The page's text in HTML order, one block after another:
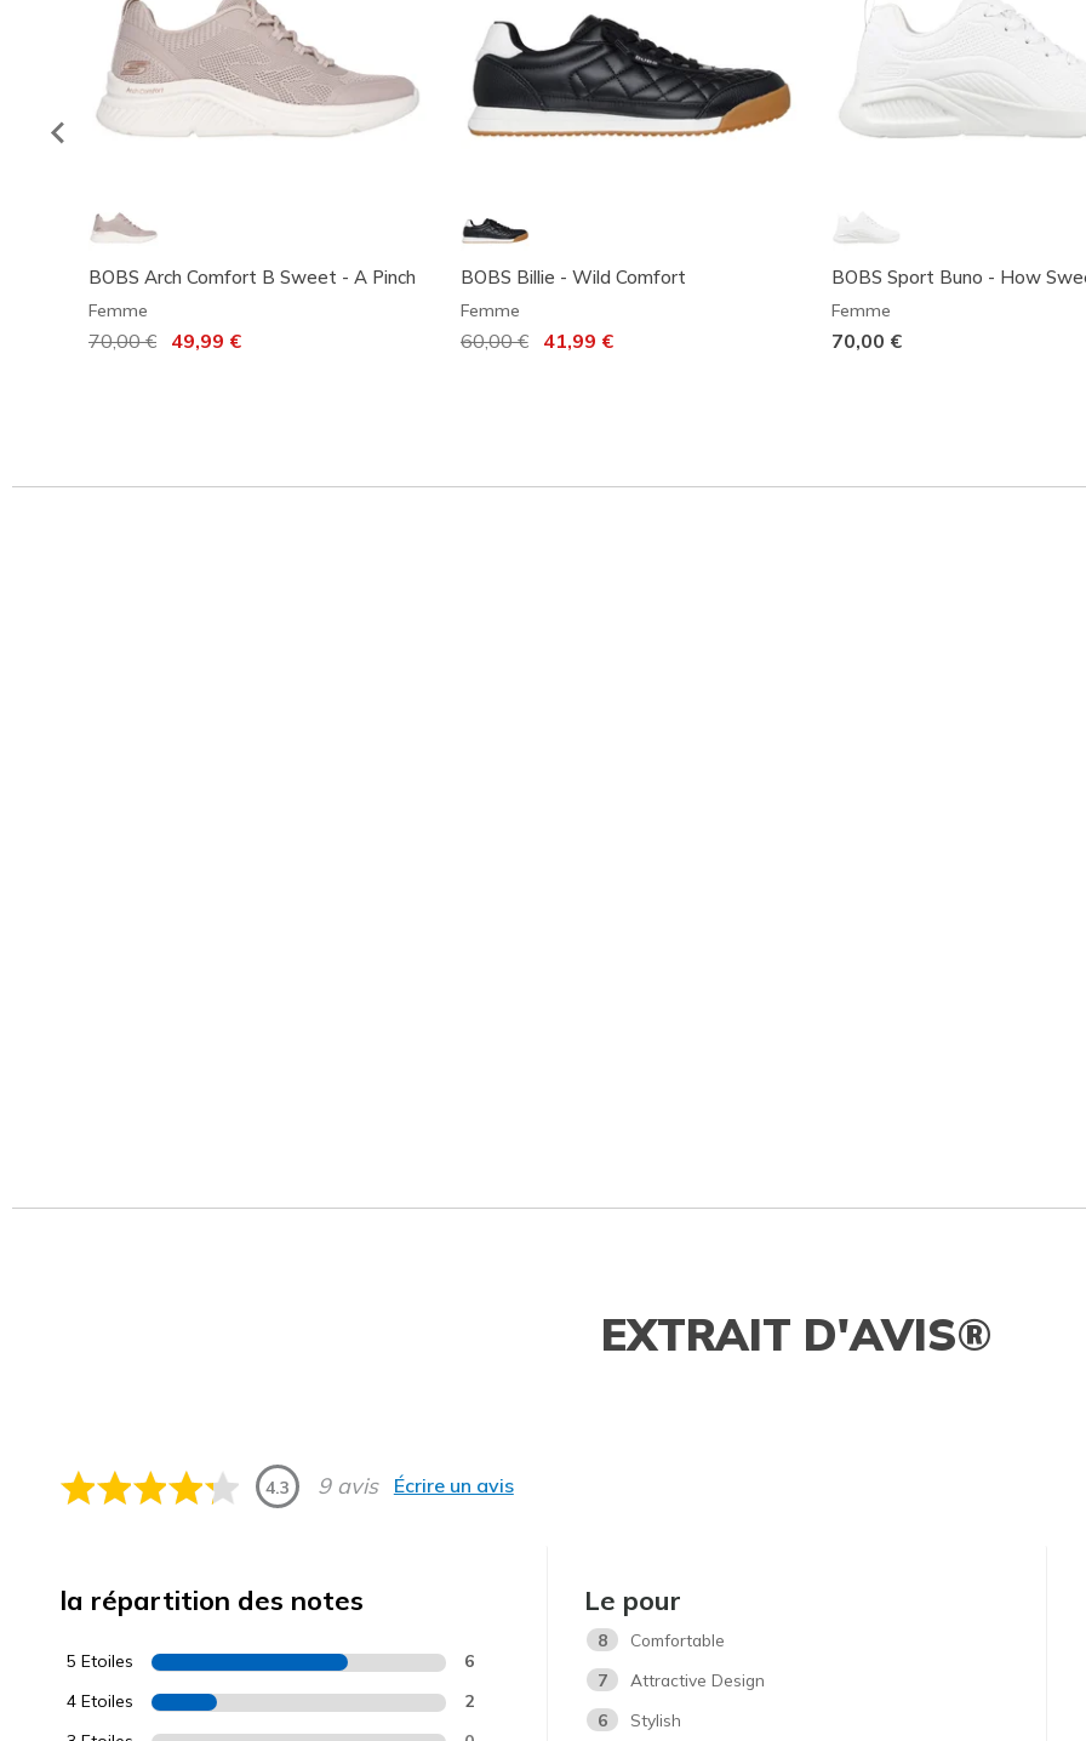
BOBS Arch Comfort B Sweet - A Pinch
Femme
Prix réduit de
70,00 € 49,99 €
BOBS Billie - Wild Comfort
Femme
Prix réduit de
60,00 €à 41,99 €
BOBS Sport Buno - How
Femme
70,00 €
EXTRAIT D'AVIS®
4.3 9 avis Écrire un avis
la répartition des notes
5 Etoiles 6
4 Etoiles 2
Le pour
8
Comfortable
7
Attractive Design
6
Stylish